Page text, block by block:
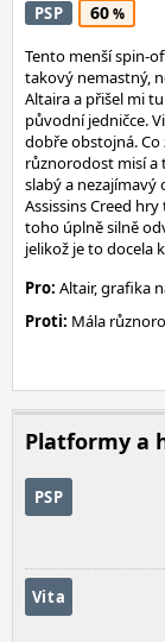
PSP 60
Tento menší spin-
takový nemastný,
Altaira a přišel mi
původní jedničce.
dobře obstojná. Co
různorodost misí a
slabý a
Assissins Creed
toho úplně silně
jelikož je to docela
Pro: Altair, grafika
Proti: Mála
Platformy a
PSP
Vita